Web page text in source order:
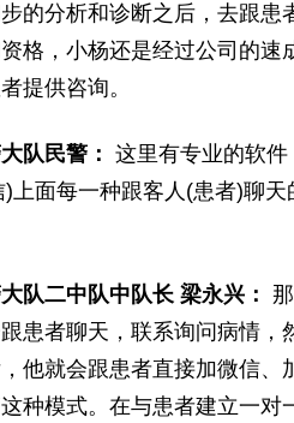
的分析和诊断之后，去跟患
格，小杨还是经过公司的速
提供咨询。
队民警：
这里有专业的软
上面每一种跟客人(患者)聊
队二中队中队长 梁永兴：
患者聊天，联系询问病情，
他就会跟患者直接加微信、
种模式。在与患者建立一对